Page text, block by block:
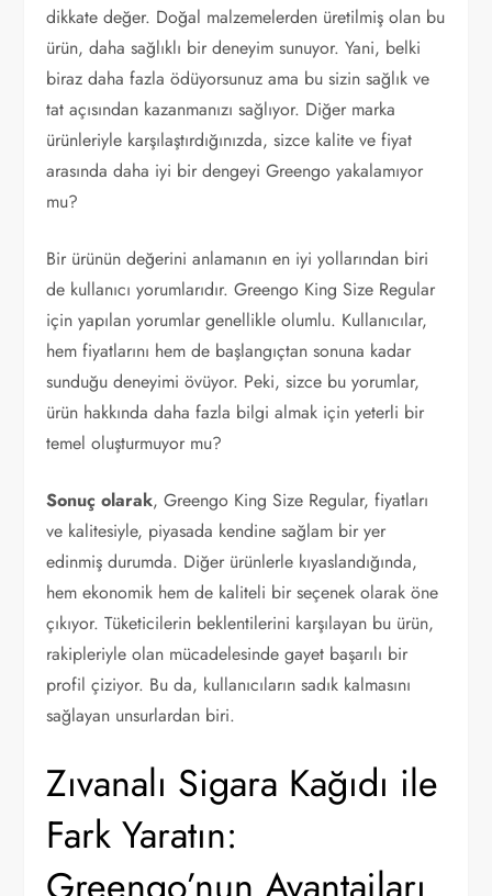
dikkate değer. Doğal malzemelerden üretilmiş olan bu
ürün, daha sağlıklı bir deneyim sunuyor. Yani, belki
biraz daha fazla ödüyorsunuz ama bu sizin sağlık ve
tat açısından kazanmanızı sağlıyor. Diğer marka
ürünleriyle karşılaştırdığınızda, sizce kalite ve fiyat
arasında daha iyi bir dengeyi Greengo yakalamıyor
mu?
Bir ürünün değerini anlamanın en iyi yollarından biri
de kullanıcı yorumlarıdır. Greengo King Size Regular
için yapılan yorumlar genellikle olumlu. Kullanıcılar,
hem fiyatlarını hem de başlangıçtan sonuna kadar
sunduğu deneyimi övüyor. Peki, sizce bu yorumlar,
ürün hakkında daha fazla bilgi almak için yeterli bir
temel oluşturmuyor mu?
Sonuç olarak, Greengo King Size Regular, fiyatları
ve kalitesiyle, piyasada kendine sağlam bir yer
edinmiş durumda. Diğer ürünlerle kıyaslandığında,
hem ekonomik hem de kaliteli bir seçenek olarak öne
çıkıyor. Tüketicilerin beklentilerini karşılayan bu ürün,
rakipleriyle olan mücadelesinde gayet başarılı bir
profil çiziyor. Bu da, kullanıcıların sadık kalmasını
sağlayan unsurlardan biri.
Zıvanalı Sigara Kağıdı ile
Fark Yaratın: